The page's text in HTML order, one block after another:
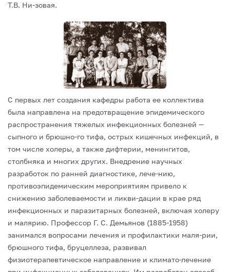
Т.В. Ни-зовая.
С первых лет создания кафедры работа ее коллектива
была направлена на предотвращение эпидемического
распространения тяжелых инфекционных болезней —
сыпного и брюшно-го тифа, острых кишечных инфекций, в
том числе холеры, а также дифтерии, менингитов,
столбняка и многих других. Внедрение научных
разработок по ранней диагностике, лече-нию,
противоэпидемическим мероприятиям привело к
снижению заболеваемости и ликви-дации в крае ряд
инфекционных и паразитарных болезней, включая холеру
и малярию. Профессор Г. С. Демьянов (1885-1958)
занимался вопросами лечения и профилактики маля-рии,
брюшного тифа, бруцеллеза, развивал
физиотерапевтическое направление и климато-лечение